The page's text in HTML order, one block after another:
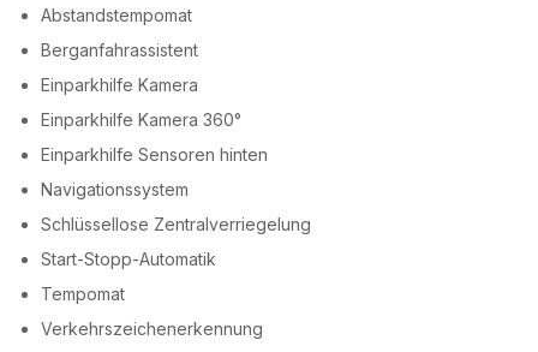
Abstandstempomat
Berganfahrassistent
Einparkhilfe Kamera
Einparkhilfe Kamera 360°
Einparkhilfe Sensoren hinten
Navigationssystem
Schlüssellose Zentralverriegelung
Start-Stopp-Automatik
Tempomat
Verkehrszeichenerkennung